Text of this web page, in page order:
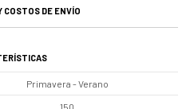
COSTOS DE ENVÍO
Primavera - Verano
150